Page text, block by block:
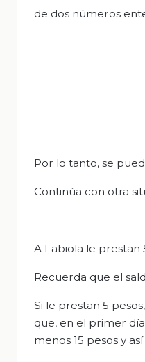
de dos números
Por lo tanto, se
Continúa con otra
A Fabiola le prestan
Recuerda que el
Si le prestan 5
que, en el primer
menos 15 pesos y